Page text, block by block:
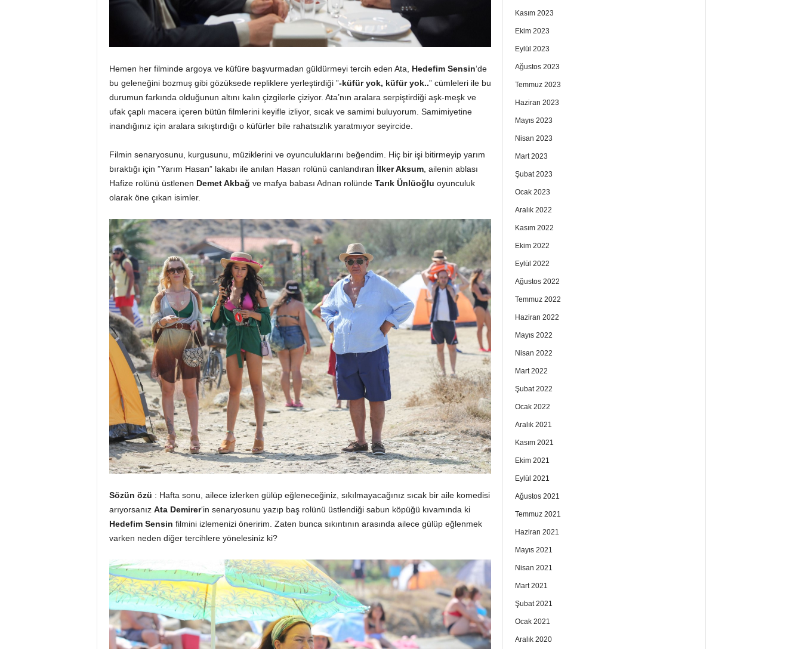
Hemen her filminde argoya ve küfüre başvurmadan güldürmeyi tercih eden Ata, Hedefim Sensin‘de
bu geleneğini bozmuş gibi gözüksede repliklere yerleştirdiği ”-küfür yok, küfür yok..” cümleleri ile bu
durumun farkında olduğunun altını kalın çizgilerle çiziyor. Ata’nın aralara serpiştirdiği aşk-meşk ve
ufak çaplı macera içeren bütün filmlerini keyifle izliyor, sıcak ve samimi buluyorum. Samimiyetine
inandığınız için aralara sıkıştırdığı o küfürler bile rahatsızlık yaratmıyor seyircide.
Filmin senaryosunu, kurgusunu, müziklerini ve oyunculuklarını beğendim. Hiç bir işi bitirmeyip yarım
bıraktığı için ”Yarım Hasan” lakabı ile anılan Hasan rolünü canlandıran İlker Aksum, ailenin ablası
Hafize rolünü üstlenen Demet Akbağ ve mafya babası Adnan rolünde Tarık Ünlüoğlu oyunculuk
olarak öne çıkan isimler.
Sözün özü : Hafta sonu, ailece izlerken gülüp eğleneceğiniz, sıkılmayacağınız sıcak bir aile komedisi
arıyorsanız Ata Demirer‘in senaryosunu yazıp baş rolünü üstlendiği sabun köpüğü kıvamında ki
Hedefim Sensin filmini izlemenizi öneririm. Zaten bunca sıkıntının arasında ailece gülüp eğlenmek
varken neden diğer tercihlere yönelesiniz ki?
Kasım 2023
Ekim 2023
Eylül 2023
Ağustos 2023
Temmuz 2023
Haziran 2023
Mayıs 2023
Nisan 2023
Mart 2023
Şubat 2023
Ocak 2023
Aralık 2022
Kasım 2022
Ekim 2022
Eylül 2022
Ağustos 2022
Temmuz 2022
Haziran 2022
Mayıs 2022
Nisan 2022
Mart 2022
Şubat 2022
Ocak 2022
Aralık 2021
Kasım 2021
Ekim 2021
Eylül 2021
Ağustos 2021
Temmuz 2021
Haziran 2021
Mayıs 2021
Nisan 2021
Mart 2021
Şubat 2021
Ocak 2021
Aralık 2020